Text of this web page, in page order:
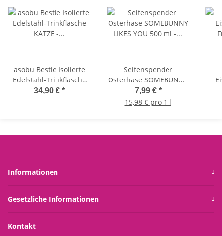
asobu Bestie Isolierte
Edelstahl-Trinkflasche
KATZE - Thermosflasche
34,90 € *
Seifenspender
Osterhase SOMEBUNNY
LIKES YOU 500 ml -
Flüssigseife im
7,99 € *
15,98 € pro 1 l
Informationen
Gesetzliche Informationen
Kontakt